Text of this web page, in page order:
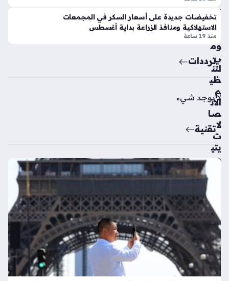
ب
من
زله
منذ
6
سا
عا
ت
الج
هاز
الق
وم
ي
لتن
ظي
م
الات
صا
لا
ت
يتي
ح
ست
علا
م
عن
أرق
ام
اله
تخفيضات جديدة على أسعار السكر في المجمعات
الاستهلاكية ومنافذ الزراعة بداية أغسطس
منذ 19 ساعة
ترددات
لا يوجد شيء
تقنية